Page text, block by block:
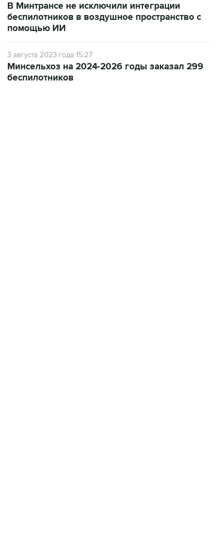
В Минтрансе не исключили интеграции
беспилотников в воздушное пространство с
помощью ИИ
3 августа 2023 года 15:27
Минсельхоз на 2024-2026 годы заказал 299
беспилотников